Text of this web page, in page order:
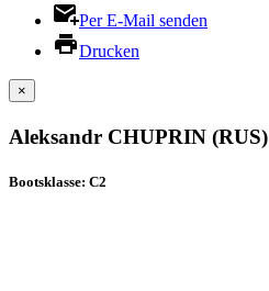
Per E-Mail senden
Drucken
×
Aleksandr CHUPRIN (RUS)
Bootsklasse: C2